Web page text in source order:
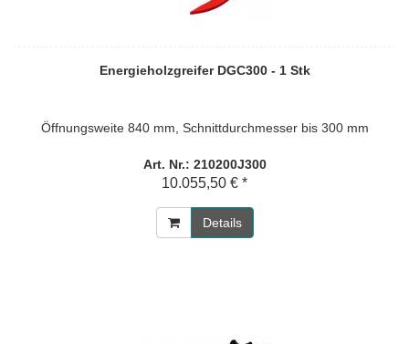
Energieholzgreifer DGC300 - 1 Stk
Öffnungsweite 840 mm, Schnittdurchmesser bis 300 mm
Art. Nr.: 210200J300
10.055,50 € *
Details